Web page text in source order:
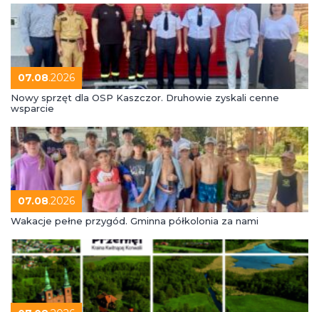
07.08.2026
Nowy sprzęt dla OSP Kaszczor. Druhowie zyskali cenne
wsparcie
07.08.2026
Wakacje pełne przygód. Gminna półkolonia za nami